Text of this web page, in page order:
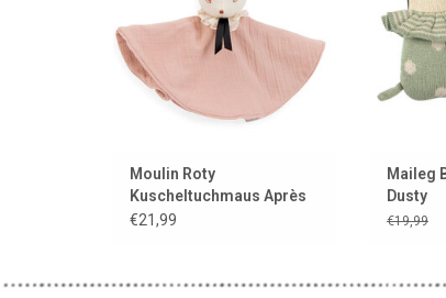
ZUM WARENKORB HINZUFÜGEN
Moulin Roty
Kuscheltuchmaus Après
la pluie
€21,99
Maileg
Dusty
€19,99